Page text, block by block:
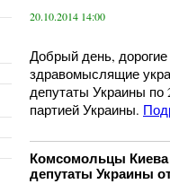
20.10.2014 14:00
Добрый день,
здравомыслящие
депутаты Украины по
партией Украины.
Комсомольцы Киева
депутаты Украины